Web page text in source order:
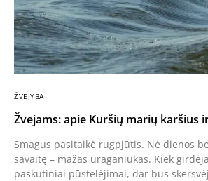
ŽVEJYBA
Žvejams: apie Kuršių marių karšius
Smagus pasitaikė rugpjūtis. Nė dienos
savaitę – mažas uraganiukas. Kiek
paskutiniai pūstelėjimai, dar bus